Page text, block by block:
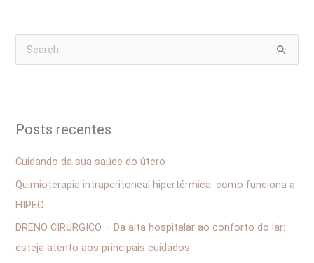
u
p
o
Posts recentes
Cuidando da sua saúde do útero
Quimioterapia intraperitoneal hipertérmica: como funciona a
HIPEC
DRENO CIRÚRGICO – Da alta hospitalar ao conforto do lar:
esteja atento aos principais cuidados